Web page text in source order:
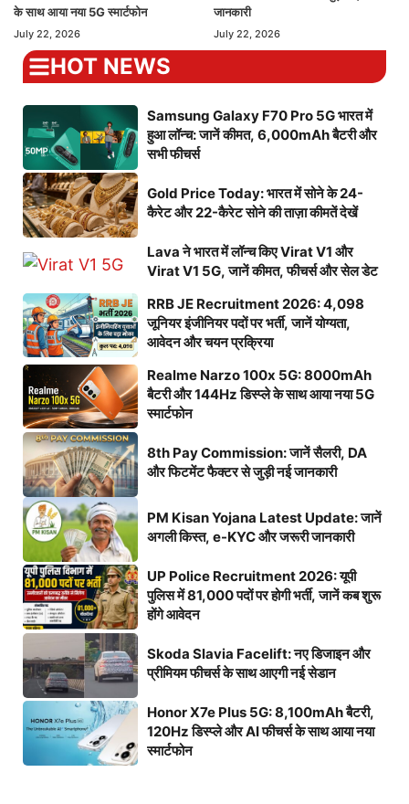
के साथ आया नया 5G स्मार्टफोन
July 22, 2026
जानकारी
July 22, 2026
HOT NEWS
Samsung Galaxy F70 Pro 5G भारत में
हुआ लॉन्च: जानें कीमत, 6,000mAh बैटरी और
सभी फीचर्स
Gold Price Today: भारत में सोने के 24-
कैरेट और 22-कैरेट सोने की ताज़ा कीमतें देखें
Lava ने भारत में लॉन्च किए Virat V1 और
Virat V1 5G, जानें कीमत, फीचर्स और सेल डेट
RRB JE Recruitment 2026: 4,098
जूनियर इंजीनियर पदों पर भर्ती, जानें योग्यता,
आवेदन और चयन प्रक्रिया
Realme Narzo 100x 5G: 8000mAh
बैटरी और 144Hz डिस्प्ले के साथ आया नया 5G
स्मार्टफोन
8th Pay Commission: जानें सैलरी, DA
और फिटमेंट फैक्टर से जुड़ी नई जानकारी
PM Kisan Yojana Latest Update: जानें
अगली किस्त, e-KYC और जरूरी जानकारी
UP Police Recruitment 2026: यूपी
पुलिस में 81,000 पदों पर होगी भर्ती, जानें कब शुरू
होंगे आवेदन
Skoda Slavia Facelift: नए डिजाइन और
प्रीमियम फीचर्स के साथ आएगी नई सेडान
Honor X7e Plus 5G: 8,100mAh बैटरी,
120Hz डिस्प्ले और AI फीचर्स के साथ आया नया
स्मार्टफोन